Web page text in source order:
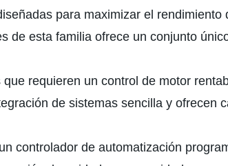
para maximizar el
de esta familia ofrece un conjunto
requieren un control de motor
de sistemas sencilla y ofrecen
controlador de automatización